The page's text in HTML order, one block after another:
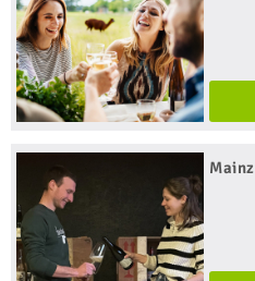
Mainz